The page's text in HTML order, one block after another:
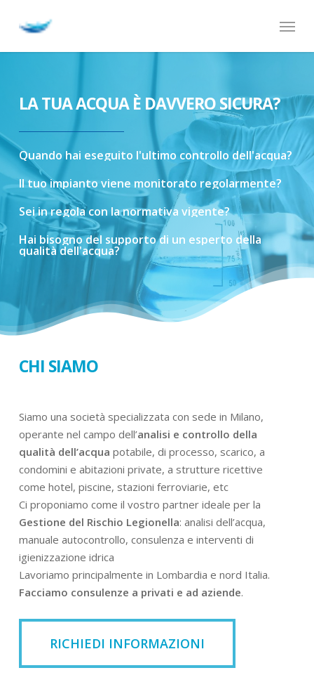
Menu
LA TUA ACQUA È DAVVERO SICURA?
Quando hai eseguito l'ultimo controllo dell'acqua?
Il tuoimpianto viene monitorato regolarmente?
Seiinregola con lanormativa vigente?
Hai bisognodel supportodi un esperto della
qualitàdell'acqua?
CHI SIAMO
Siamo una società specializzata con sede in Milano,
operante nel campo dell’analisi e controllo della
qualità dell’acqua potabile, di processo, scarico, a
condomini e abitazioni private, a strutture ricettive
come hotel, piscine, stazioni ferroviarie, etc
Ci proponiamo come il vostro partner ideale per la
Gestione del Rischio Legionella: analisi dell’acqua,
manuale autocontrollo, consulenza e interventi di
igienizzazione idrica
Lavoriamo principalmente in Lombardia e nord Italia.
Facciamo consulenze a privati e ad aziende.
RICHIEDI INFORMAZIONI